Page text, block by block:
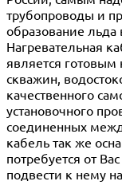
трубопроводы и
образование льда
Нагревательная
является
скважин,
качественного
установочного
соединенных
кабель так же
потребуется от
подвести к нему